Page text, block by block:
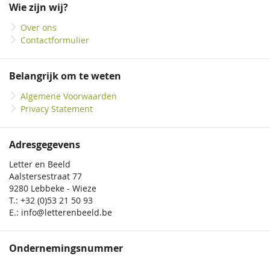
nieuwsbrief
Wie zijn wij?
Over ons
Contactformulier
Belangrijk om te weten
Algemene Voorwaarden
Privacy Statement
Adresgegevens
Letter en Beeld
Aalstersestraat 77
9280 Lebbeke - Wieze
T.: +32 (0)53 21 50 93
E.: info@letterenbeeld.be
Ondernemingsnummer